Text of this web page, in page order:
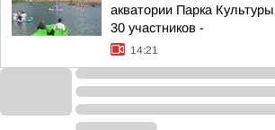
акватории Парка
30 участников -
14:21